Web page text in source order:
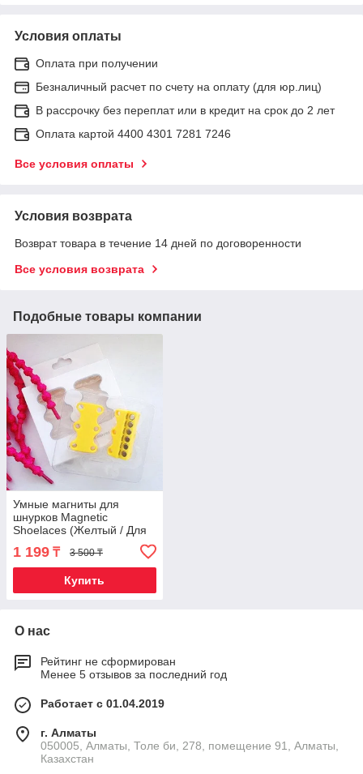
Условия оплаты
Оплата при получении
Безналичный расчет по счету на оплату (для юр.лиц)
В рассрочку без переплат или в кредит на срок до 2 лет
Оплата картой 4400 4301 7281 7246
Все условия оплаты
Условия возврата
Возврат товара в течение 14 дней по договоренности
Все условия возврата
Подобные товары компании
Умные магниты для
шнурков Magnetic
Shoelaces (Желтый / Для
1 199 ₸ 3 500 ₸
Купить
О нас
Рейтинг не сформирован
Менее 5 отзывов за последний год
Работает с 01.04.2019
г. Алматы
050005, Алматы, Толе би, 278, помещение 91, Алматы,
Казахстан